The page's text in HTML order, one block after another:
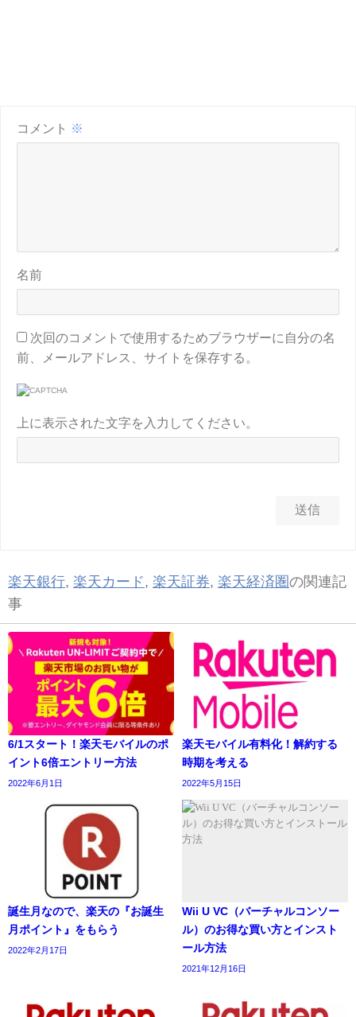
コメント ※
名前
次回のコメントで使用するためブラウザーに自分の名
前、メールアドレス、サイトを保存する。
上に表示された文字を入力してください。
楽天銀行, 楽天カード, 楽天証券, 楽天経済圏の関連記
事
6/1スタート！楽天モバイルのポ
イント6倍エントリー方法
2022年6月1日
楽天モバイル有料化！解約する
時期を考える
2022年5月15日
誕生月なので、楽天の『お誕生
月ポイント』をもらう
2022年2月17日
Wii U VC（バーチャルコンソー
ル）のお得な買い方とインスト
ール方法
2021年12月16日